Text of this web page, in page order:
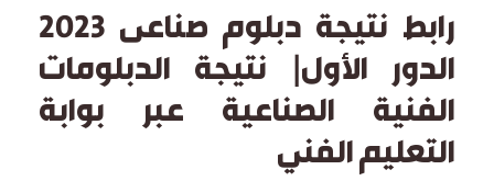
رابط نتيجة دبلوم صناعى 2023
الدور الأول| نتيجة الدبلومات
الفنية الصناعية عبر بوابة
التعليم الفني